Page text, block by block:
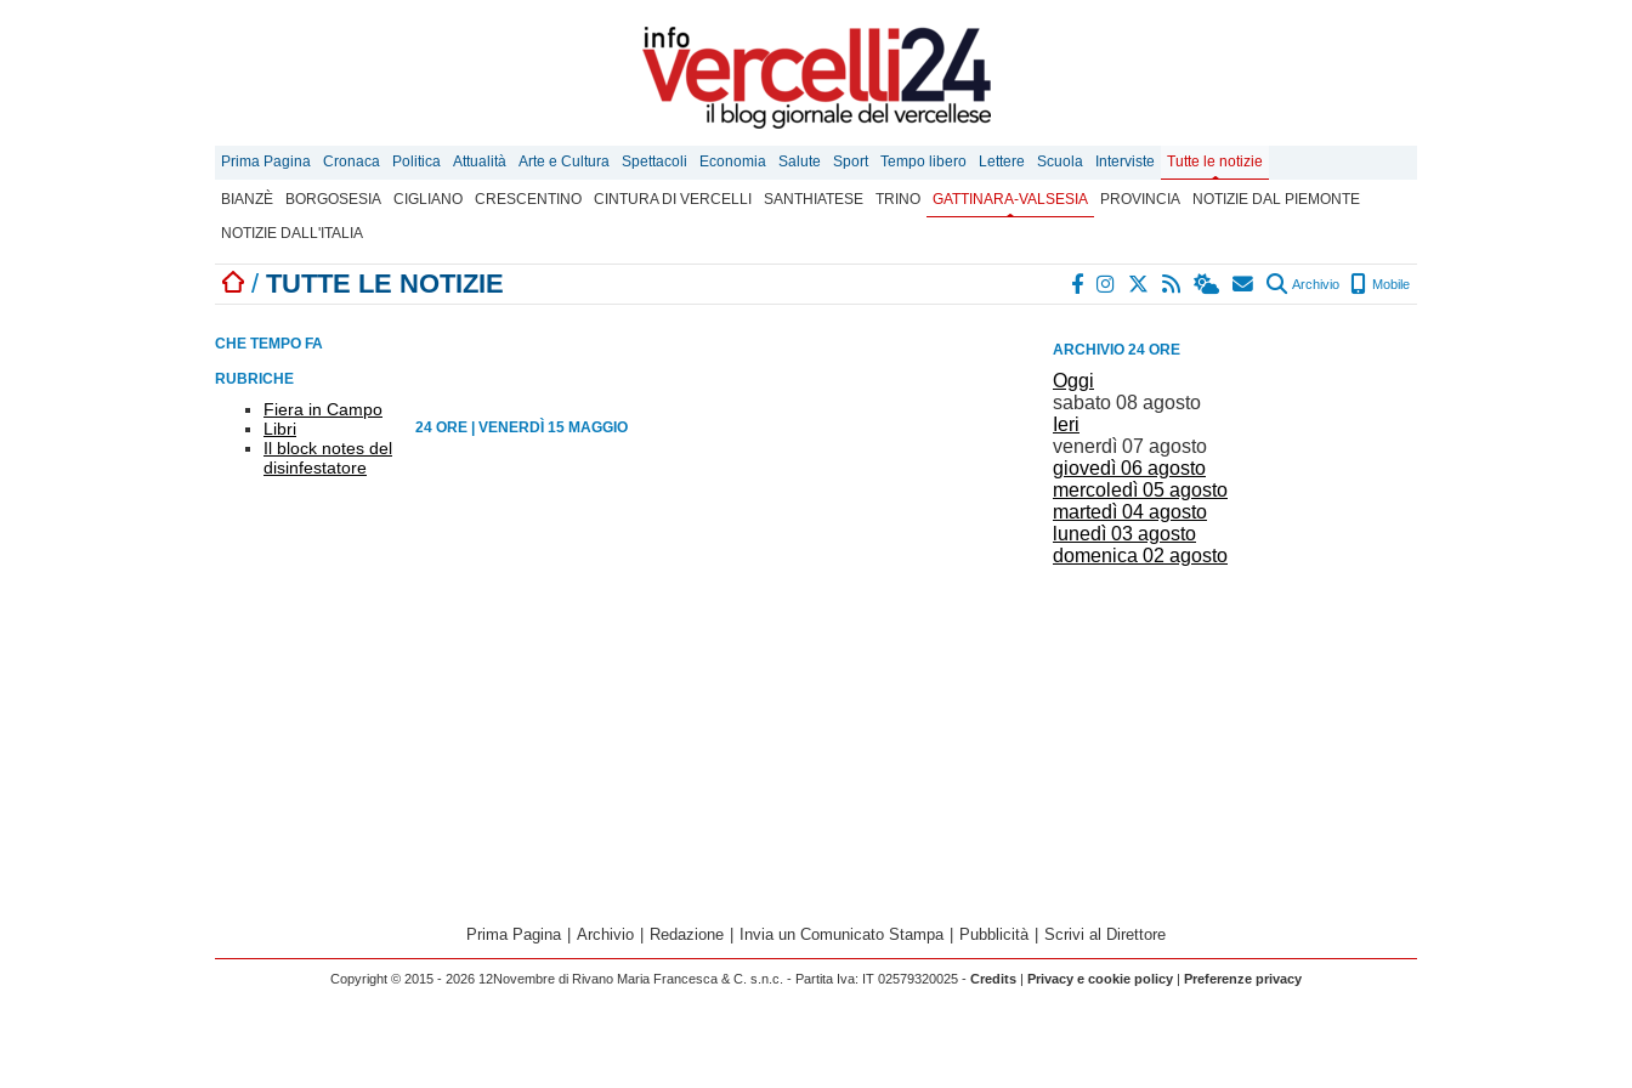
Prima Pagina Cronaca Politica Attualità Arte e Cultura Spettacoli Economia Salute Sport Tempo libero Lettere Scuola Interviste Tutte le notizie
BIANZÈ BORGOSESIA CIGLIANO CRESCENTINO CINTURA DI VERCELLI SANTHIATESE TRINO GATTINARA-VALSESIA PROVINCIA
NOTIZIE DAL PIEMONTE
NOTIZIE DALL'ITALIA
/ TUTTE LE NOTIZIE Archivio Mobile
ARCHIVIO 24 ORE
Oggi
sabato 08 agosto
Ieri
venerdì 07 agosto
giovedì 06 agosto
mercoledì 05 agosto
martedì 04 agosto
lunedì 03 agosto
domenica 02 agosto
CHE TEMPO FA
RUBRICHE
Fiera in Campo
Libri
Il block notes del
disinfestatore
24 ORE VENERDÌ 15 MAGGIO
Prima Pagina Archivio Redazione Invia un Comunicato Stampa Pubblicità Scrivi al Direttore
Copyright © 2015 - 2026 12Novembre di Rivano Maria Francesca & C. s.n.c. - Partita Iva: IT 02579320025 - Credits | Privacy e cookie policy | Preferenze privacy